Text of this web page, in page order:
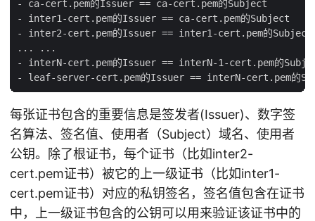
- ca-cert.pem的Issuer == ca-cert.pem的Subject
- inter1-cert.pem的Issuer == ca-cert.pem的Subject
- inter2-cert.pem的Issuer == inter1-cert.pem的Subject
... ...
- interN-cert.pem的Issuer == interN-1-cert.pem的
每张证书包含的重要信息是签发者(Issuer)、数字签
名算法、签名值、使用者（Subject）域名、使用者
公钥。除了根证书，每个证书（比如inter2-
cert.pem证书）被它的上一级证书（比如inter1-
cert.pem证书）对应的私钥签名，签名值包含在证书
中，上一级证书包含的公钥可以用来验证该证书中的